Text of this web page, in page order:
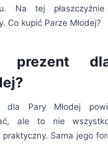
Na tej
Co kupić Parze Młodej?
prezent
dla Pary Młodej
ale to nie
praktyczny. Sama jego